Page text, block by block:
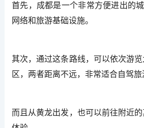
首先，成都是一个非常方便进出的
网络和旅游基础设施。
其次，通过这条路线，可以依次游
区，两者距离不远，非常适合自驾旅
而且从黄龙出发，也可以前往附近